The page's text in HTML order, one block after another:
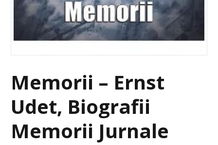
Memorii – Ernst
Udet, Biografii
Memorii Jurnale